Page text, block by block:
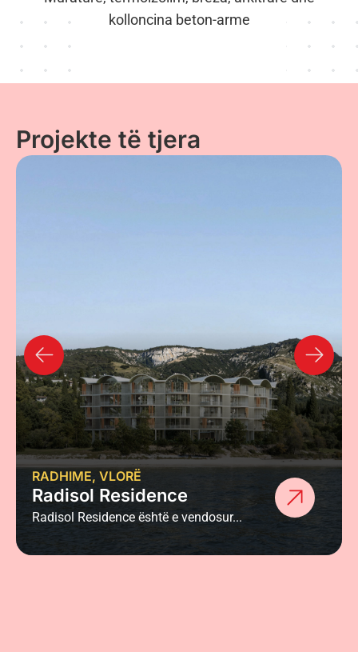
kolloncina beton-arme
Projekte të tjera
RADHIME, VLORË
Radisol Residence
Radisol Residence është e vendosur...